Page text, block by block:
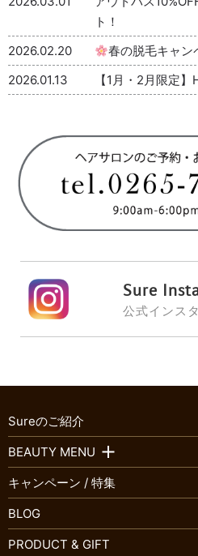
ト！
2026.02.20
春の脱毛キャン
2026.01.13
【1月・2月限定
Sure
公式インス
Sureのご紹介
BEAUTY MENU
キャンペーン / 特集
BLOG
PRODUCT & GIFT